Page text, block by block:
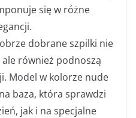
się w różne
dobrane szpilki nie
ale również podnoszą
Model w kolorze nude
baza, która sprawdzi
jak i na specjalne